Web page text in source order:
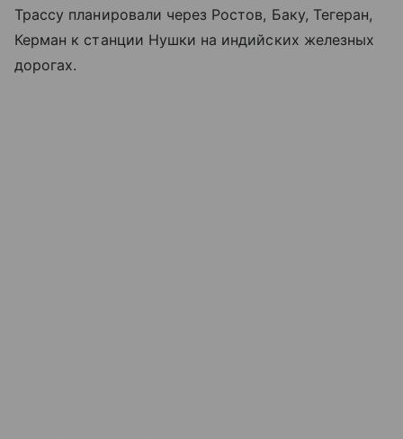
Трассу планировали через Ростов, Баку, Тегеран,
Керман к станции Нушки на индийских железных
дорогах.